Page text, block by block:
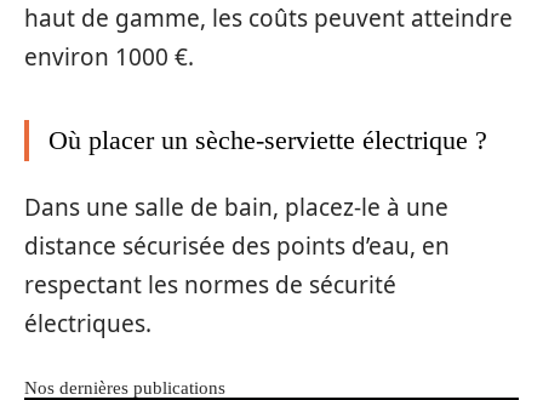
haut de gamme, les coûts peuvent atteindre
environ 1000 €.
Où placer un sèche-serviette électrique ?
Dans une salle de bain, placez-le à une
distance sécurisée des points d’eau, en
respectant les normes de sécurité
électriques.
Nos dernières publications